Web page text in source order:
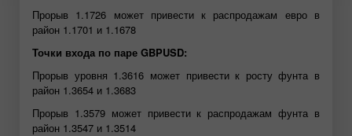
Прорыв 1.1726 может привести к распродажам евро в
район 1.1701 и 1.1678
Точки входа по паре GBPUSD:
Прорыв уровня 1.3616 может привести к росту фунта в
район 1.3654 и 1.3683
Прорыв 1.3579 может привести к распродажам фунта в
район 1.3547 и 1.3514